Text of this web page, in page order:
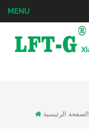
MENU
الصفحة الرئيسية